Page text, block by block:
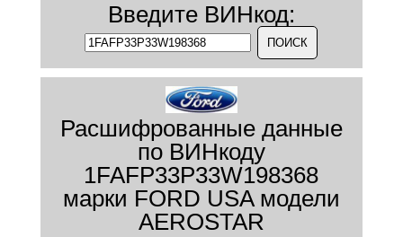
Введите ВИНкод:
Расшифрованные данные
по ВИНкоду
1FAFP33P33W198368
марки FORD USA модели
AEROSTAR